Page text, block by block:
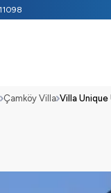
Çamköy Villa Villa Unique